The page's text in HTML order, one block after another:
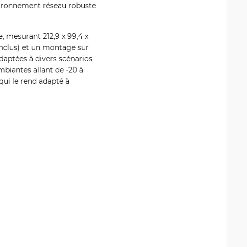
réseau robuste
212,9 x 99,4 x
et un montage sur
à divers scénarios
allant de -20 à
le rend adapté à